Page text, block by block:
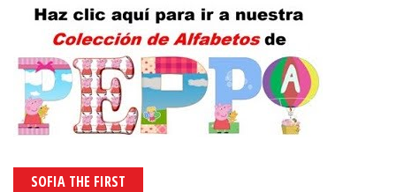
SOFIA THE FIRST